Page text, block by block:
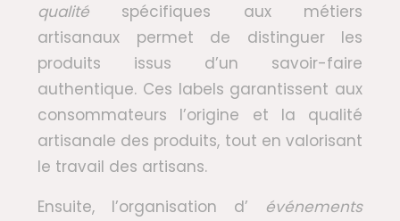
qualité spécifiques aux métiers
artisanaux permet de distinguer les
produits issus d’un savoir-faire
authentique. Ces labels garantissent aux
consommateurs l’origine et la qualité
artisanale des produits, tout en valorisant
le travail des artisans.
Ensuite, l’organisation d’ événements